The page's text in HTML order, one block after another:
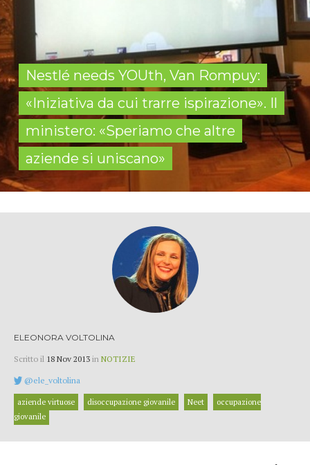
Nestlé needs YOUth, Van Rompuy:
«Iniziativa da cui trarre ispirazione». Il
ministero: «Speriamo che altre
aziende si uniscano»
ELEONORA VOLTOLINA
Scritto il 18 Nov 2013 in NOTIZIE
@ele_voltolina
aziende virtuose disoccupazione giovanile Neet
occupazione
giovanile